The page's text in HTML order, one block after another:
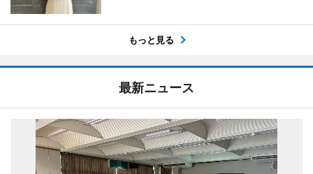
もっと見る
最新ニュース